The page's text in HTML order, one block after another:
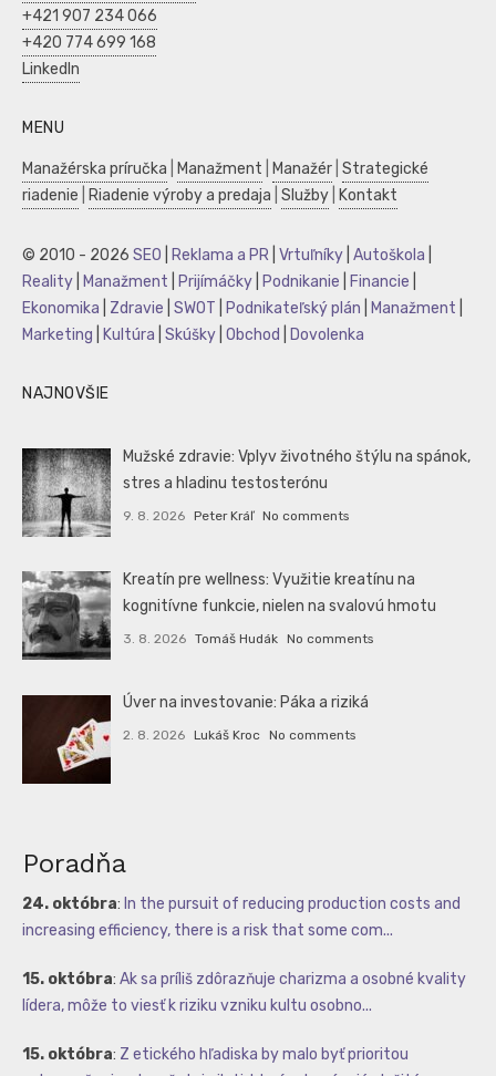
+421 907 234 066
+420 774 699 168
LinkedIn
MENU
Manažérska príručka Manažment Manažér Strategické
riadenie
Riadenie výroby a predaja Služby Kontakt
© 2010 - 2026 SEO Reklama a PR Vrtuľníky Autoškola
Reality
Manažment Prijímáčky Podnikanie Financie
Ekonomika
Zdravie SWOT Podnikateľský plán Manažment
Marketing
Kultúra Skúšky Obchod Dovolenka
NAJNOVŠIE
Mužské zdravie: Vplyv životného štýlu na spánok,
stres a hladinu testosterónu
9. 8. 2026 Peter Kráľ No comments
Kreatín pre wellness: Využitie kreatínu na
kognitívne funkcie, nielen na svalovú hmotu
3. 8. 2026 Tomáš Hudák No comments
Úver na investovanie: Páka a riziká
2. 8. 2026 Lukáš Kroc No comments
Poradňa
24. októbra: In the pursuit of reducing production costs and
increasing efficiency, there is a risk that some com...
15. októbra: Ak sa príliš zdôrazňuje charizma a osobné kvality
lídera, môže to viesť k riziku vzniku kultu osobno...
15. októbra: Z etického hľadiska by malo byť prioritou